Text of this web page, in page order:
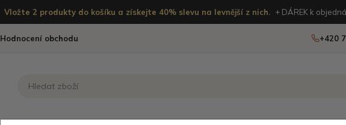
Vložte 2 produkty do košíku a získejte 40% slevu na levnější z nich. + DÁREK k
Hodnocení obchodu +420